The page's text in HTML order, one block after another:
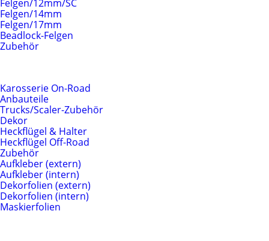
Felgen/12mm/SC
Felgen/14mm
Felgen/17mm
Beadlock-Felgen
Zubehör
Karosserie On-Road
Anbauteile
Trucks/Scaler-Zubehör
Dekor
Heckflügel & Halter
Heckflügel Off-Road
Zubehör
Aufkleber (extern)
Aufkleber (intern)
Dekorfolien (extern)
Dekorfolien (intern)
Maskierfolien